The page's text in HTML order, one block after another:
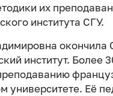
их
института СГУ.
окончила
институт. Более
университете. Её